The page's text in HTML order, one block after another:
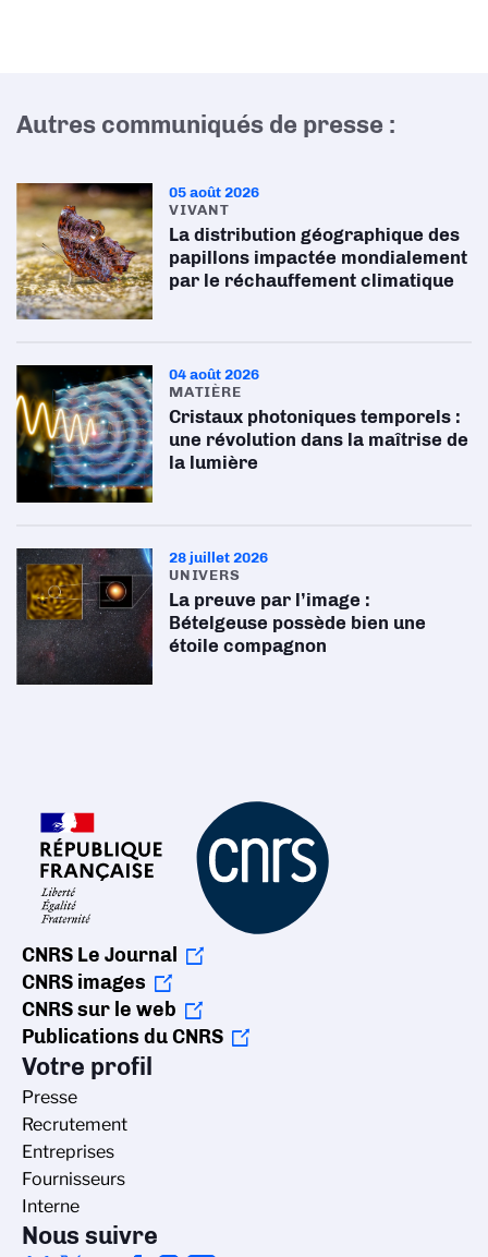
Autres communiqués de presse :
05 août 2026
VIVANT
La distribution géographique des
papillons impactée mondialement
par le réchauffement climatique
04 août 2026
MATIÈRE
Cristaux photoniques temporels :
une révolution dans la maîtrise de
la lumière
28 juillet 2026
UNIVERS
La preuve par l’image :
Bételgeuse possède bien une
étoile compagnon
CNRS Le Journal
CNRS images
CNRS sur le web
Publications du CNRS
Votre profil
Presse
Recrutement
Entreprises
Fournisseurs
Interne
Nous suivre